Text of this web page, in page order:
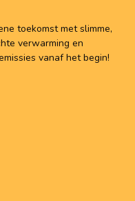
toekomst met slimme,
verwarming en
vanaf het begin!